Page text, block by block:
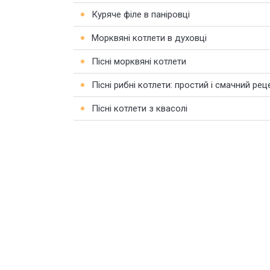
Куряче філе в паніровці
Морквяні котлети в духовці
Пісні морквяні котлети
Пісні рибні котлети: простий і смачний
Пісні котлети з квасолі